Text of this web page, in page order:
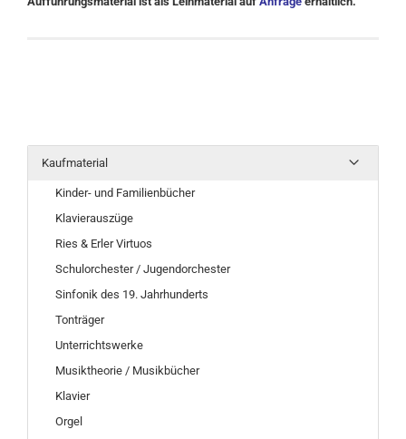
Kaufmaterial
Kinder- und Familienbücher
Klavierauszüge
Ries & Erler Virtuos
Schulorchester / Jugendorchester
Sinfonik des 19. Jahrhunderts
Tonträger
Unterrichtswerke
Musiktheorie / Musikbücher
Klavier
Orgel